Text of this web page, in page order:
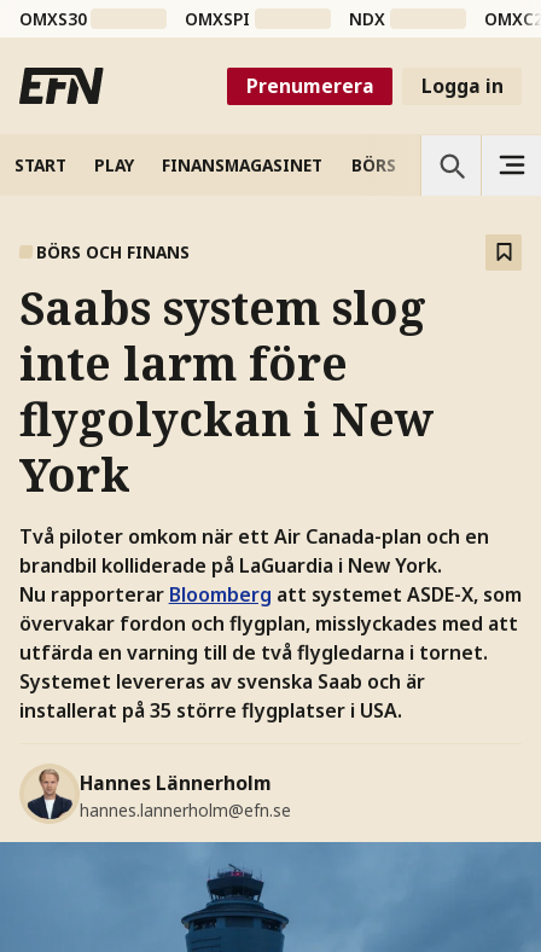
OMXS30 OMXSPI NDX
Prenumerera Logga in
START PLAY FINANSMAGASINET BÖRS VETENSKAP
BÖRS OCH FINANS
Saabs system slog
inte larm före
flygolyckan i New
York
Två piloter omkom när ett Air Canada-plan och en
brandbil kolliderade på LaGuardia i New York.
Nu rapporterar Bloomberg att systemet ASDE-X, som
övervakar fordon och flygplan, misslyckades med att
utfärda en varning till de två flygledarna i tornet.
Systemet levereras av svenska Saab och är
installerat på 35 större flygplatser i USA.
Hannes Lännerholm
hannes.lannerholm@efn.se